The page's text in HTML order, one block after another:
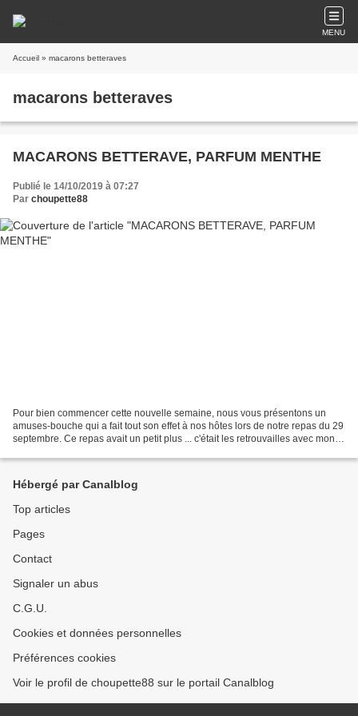
MENU
Accueil » macarons betteraves
macarons betteraves
MACARONS BETTERAVE, PARFUM MENTHE
Publié le 14/10/2019 à 07:27
Par choupette88
Pour bien commencer cette nouvelle semaine, nous vous présentons un
amuses-bouche qui a fait tout son effet à nos hôtes lors de notre repas du 29
septembre. Ce repas avait un petit plus ... c'était les retrouvailles avec mon
Hébergé par Canalblog
Top articles
Pages
Contact
Signaler un abus
C.G.U.
Cookies et données personnelles
Préférences cookies
Voir le profil de choupette88 sur le portail Canalblog